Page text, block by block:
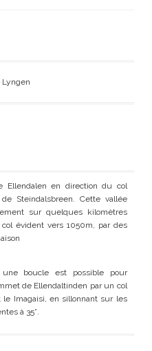
Ellendalen en direction du col
Steindalsbreen. Cette vallée
sur quelques kilomètres
col évident vers 1050m, par des
boucle est possible pour
de Ellendaltinden par un col
Imagaisi, en sillonnant sur les
à 35°.